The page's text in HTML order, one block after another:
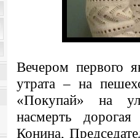
Вечером первого
утрата – на
«Покупай» на
насмерть
Конина,